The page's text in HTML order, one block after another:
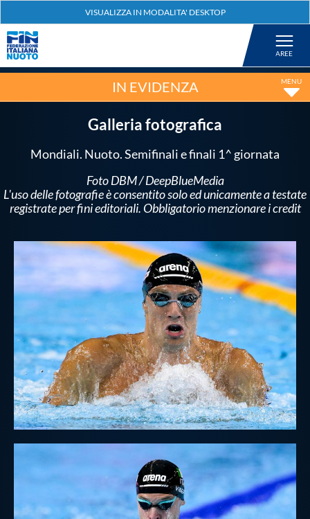
Nuoto
Pallanuoto
Tuffi
Artistico
Fondo
Salvamento
Master
Formazione
GUG
Scuole Nuoto
Propaganda
IN EVIDENZA
Galleria fotografica
Mondiali. Nuoto. Semifinali e finali 1^ giornata
Foto DBM / DeepBlueMedia
L'uso delle fotografie è consentito solo ed unicamente a testate
registrate per fini editoriali. Obbligatorio menzionare i credit